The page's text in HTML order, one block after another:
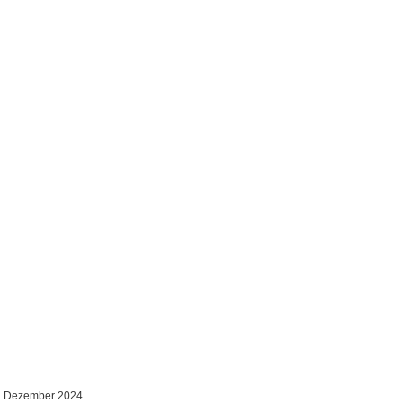
Dezember 2024